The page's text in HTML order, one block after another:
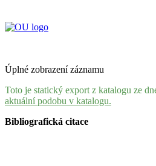
Úplné zobrazení záznamu
Toto je statický export z katalogu ze
aktuální podobu v katalogu.
Bibliografická citace